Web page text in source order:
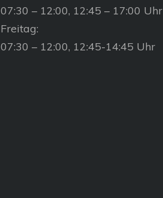
07:30 – 12:00, 12:45 – 17:00 Uhr
Freitag:
07:30 – 12:00, 12:45-14:45 Uhr